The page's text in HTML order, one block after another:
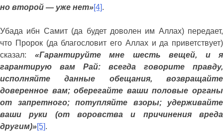
но второй — уже нет»[4].
Убада ибн Самит (да будет доволен им Аллах) передает,
что Пророк (да благословит его Аллах и да приветствует)
сказал: «Гарантируйте мне шесть вещей, и я
гарантирую вам Рай: всегда говорите правду,
исполняйте данные обещания, возвращайте
доверенное вам; оберегайте ваши половые органы
от запретного; потупляйте взоры; удерживайте
ваши руки (от воровства и причинения вреда
другим)»[5].